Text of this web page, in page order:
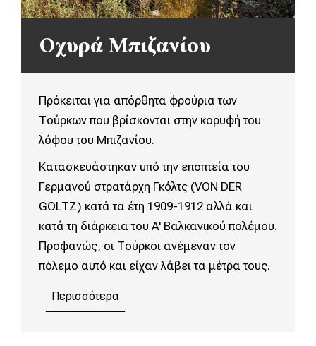
Οχυρά Μπιζανίου
Πρόκειται για απόρθητα φρούρια των
Τούρκων που βρίσκονται στην κορυφή του
λόφου του Μπιζανίου.
Κατασκευάστηκαν υπό την εποπτεία του
Γερμανού στρατάρχη Γκόλτς (VON DER
GOLTZ) κατά τα έτη 1909-1912 αλλά και
κατά τη διάρκεια του Α' Βαλκανικού πολέμου.
Προφανώς, οι Τούρκοι ανέμεναν τον
πόλεμο αυτό και είχαν λάβει τα μέτρα τους.
Περισσότερα